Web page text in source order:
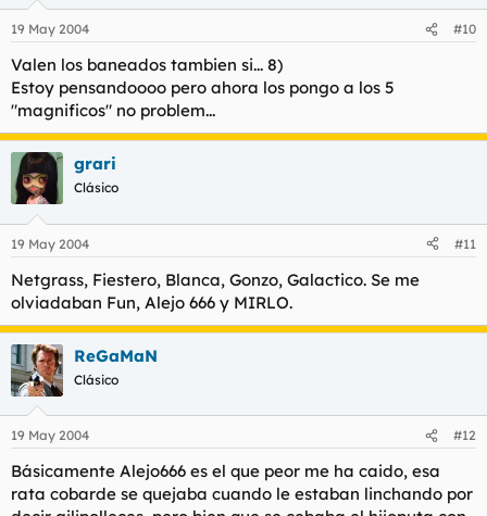
19 May 2004 #10
Valen los baneados tambien si... 8)
Estoy pensandoooo pero ahora los pongo a los 5
"magnificos" no problem...
grari
Clásico
19 May 2004 #11
Netgrass, Fiestero, Blanca, Gonzo, Galactico. Se me
olviadaban Fun, Alejo 666 y MIRLO.
ReGaMaN
Clásico
19 May 2004 #12
Básicamente Alejo666 es el que peor me ha caido, esa
rata cobarde se quejaba cuando le estaban linchando por